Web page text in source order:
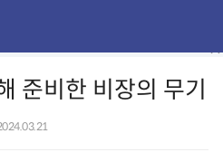
준비한 비장의 무기